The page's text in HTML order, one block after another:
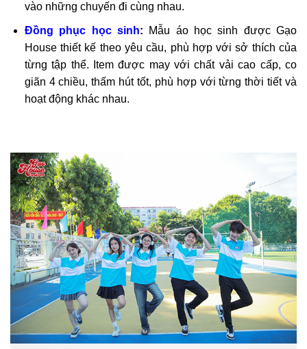
vào những chuyến đi cùng nhau.
Đồng phục học sinh:
Mẫu áo học sinh được Gạo
House thiết kế theo yêu cầu, phù hợp với sở thích của
từng tập thể. Item được may với chất vải cao cấp, co
giãn 4 chiều, thấm hút tốt, phù hợp với từng thời tiết và
hoạt động khác nhau.